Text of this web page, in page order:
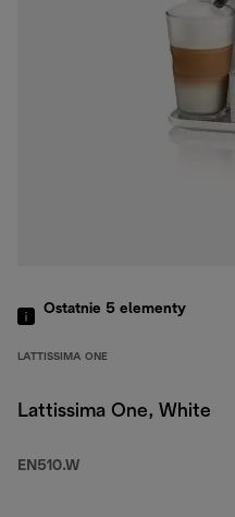
Ostatnie 5 elementy
LATTISSIMA ONE
Lattissima One, White
EN510.W